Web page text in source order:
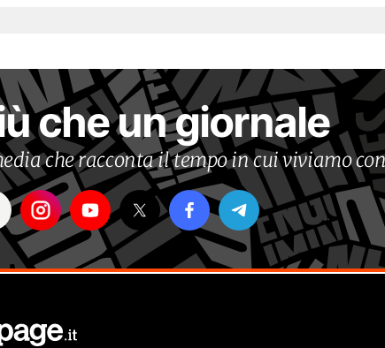
che un giornale
che racconta il tempo in cui viviamo